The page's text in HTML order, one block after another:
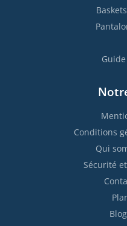
Conditions
Qui
Sécurité